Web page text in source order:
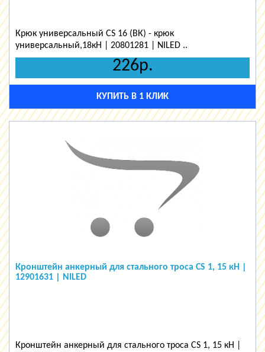
Крюк универсальный СS 16 (ВК) - крюк
универсальный,18кН | 20801281 | NILED ..
226р.
КУПИТЬ В 1 КЛИК
Кронштейн анкерный для стального троса CS 1, 15 кН |
12901631 | NILED
Кронштейн анкерный для стального троса CS 1, 15 кН |